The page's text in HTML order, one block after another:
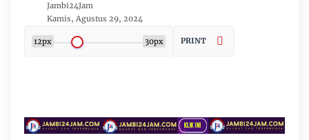
Jambi24Jam
Kamis, Agustus 29, 2024
12px 30px PRINT